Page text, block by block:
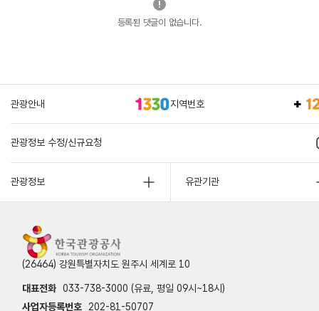
등록된 댓글이 없습니다.
관광안내 지역번호
관광정보 수정/신규요청
관광정보 유관기관
(26464) 강원특별자치도 원주시 세계로 10
대표전화 033-738-3000 (유료, 평일 09시~18시)
사업자등록번호
202-81-50707